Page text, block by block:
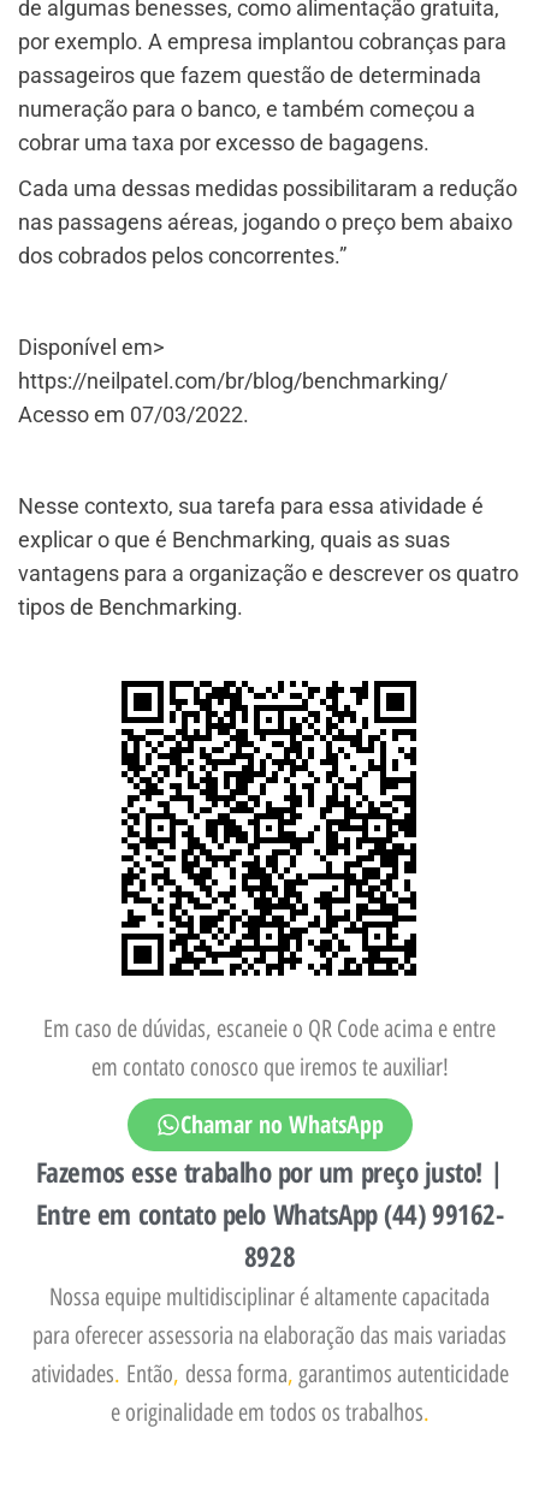
de algumas benesses, como alimentação gratuita,
por exemplo. A empresa implantou cobranças para
passageiros que fazem questão de determinada
numeração para o banco, e também começou a
cobrar uma taxa por excesso de bagagens.
Cada uma dessas medidas possibilitaram a redução
nas passagens aéreas, jogando o preço bem abaixo
dos cobrados pelos concorrentes.”
Disponível em>
https://neilpatel.com/br/blog/benchmarking/
Acesso em 07/03/2022.
Nesse contexto, sua tarefa para essa atividade é
explicar o que é Benchmarking, quais as suas
vantagens para a organização e descrever os quatro
tipos de Benchmarking.
Em caso de dúvidas, escaneie o QR Code acima e entre
em contato conosco que iremos te auxiliar!
Chamar no WhatsApp
Fazemos esse trabalho por um preço justo! |
Entre em contato pelo WhatsApp (44) 99162-
8928
Nossa equipe multidisciplinar é altamente capacitada
para oferecer assessoria na elaboração das mais variadas
atividades. Então, dessa forma, garantimos autenticidade
e originalidade em todos os trabalhos.